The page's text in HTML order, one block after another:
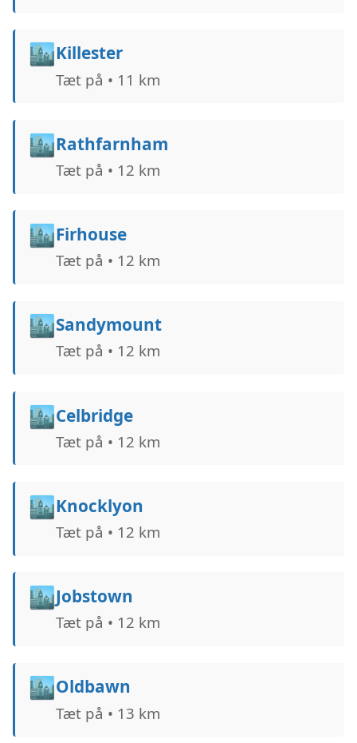
🏙️Killester
Tæt på • 11 km
🏙️Rathfarnham
Tæt på • 12 km
🏙️Firhouse
Tæt på • 12 km
🏙️Sandymount
Tæt på • 12 km
🏙️Celbridge
Tæt på • 12 km
🏙️Knocklyon
Tæt på • 12 km
🏙️Jobstown
Tæt på • 12 km
🏙️Oldbawn
Tæt på • 13 km